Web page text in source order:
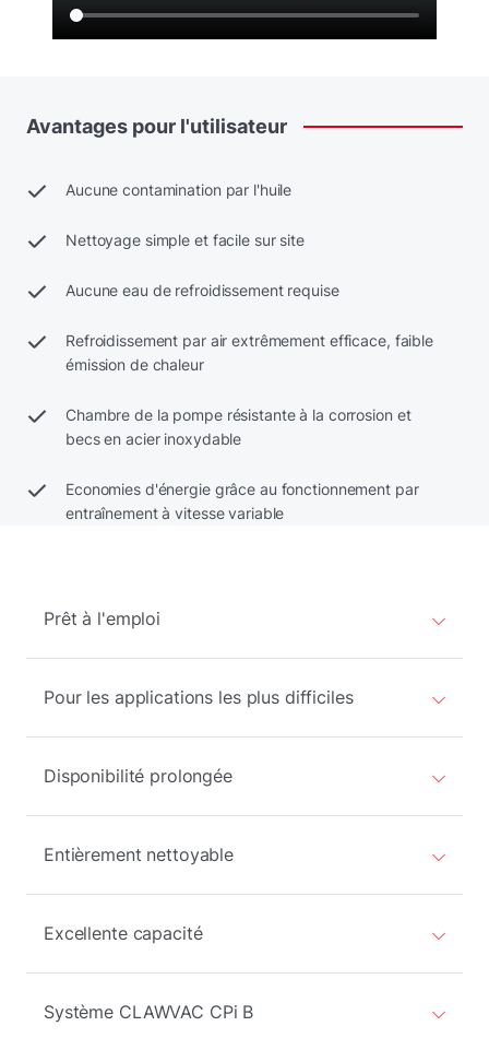
Avantages pour l'utilisateur
Aucune contamination par l'huile
Nettoyage simple et facile sur site
Aucune eau de refroidissement requise
Refroidissement par air extrêmement efficace, faible
émission de chaleur
Chambre de la pompe résistante à la corrosion et
becs en acier inoxydable
Economies d'énergie grâce au fonctionnement par
entraînement à vitesse variable
Prêt à l'emploi
Pour les applications les plus difficiles
Disponibilité prolongée
Entièrement nettoyable
Excellente capacité
Système CLAWVAC CPi B